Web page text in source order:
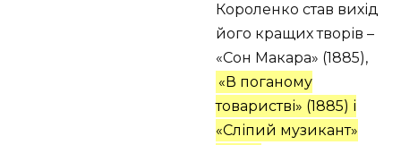
Короленко став вихід
його кращих творів –
«Сон Макара» (1885),
«В поганому
товаристві» (1885) і
«Сліпий музикант»